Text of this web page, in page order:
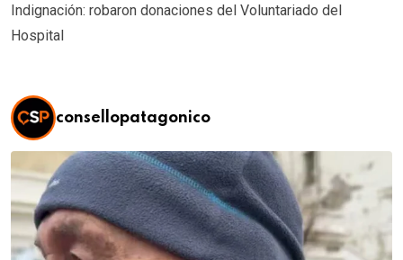
Indignación: robaron donaciones del Voluntariado del
Hospital
consellopatagonico